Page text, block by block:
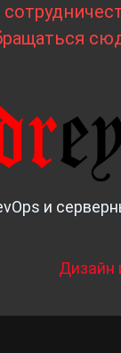
и
Дизайн